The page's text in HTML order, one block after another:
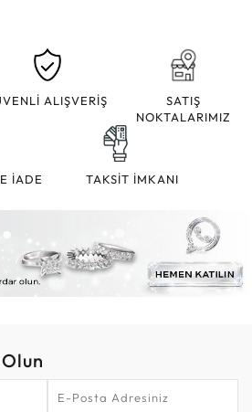
ALIŞVERİŞ
SATIŞ
NOKTALARIMIZ
İADE TAKSİT İMKANI